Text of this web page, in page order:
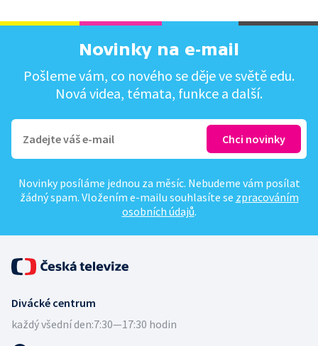
Novinky na e-mail
Pošleme vám, co nového se děje ve světě edu.
Nová videa, témata, funkce a další.
Novinky posíláme jednou za měsíc. Nebudeme vám posílat
žádný spam. Vložením e-mailu souhlasíte se zpracováním
osobních údajů.